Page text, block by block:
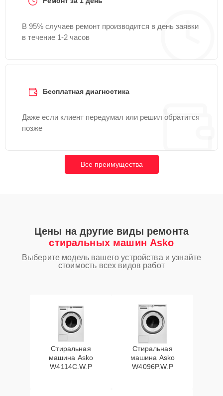
В 95% случаев ремонт производится в день заявки
в течение 1-2 часов
Бесплатная диагностика
Даже если клиент передумал или решил обратится
позже
Все преимущества
Цены на другие виды ремонта
стиральных машин Asko
Выберите модель вашего устройства и узнайте
стоимость всех видов работ
Стиральная
машина Asko
W4114C.W.P
Стиральная
машина Asko
W4096P.W.P